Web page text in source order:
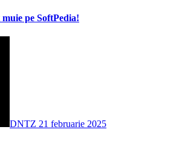
pe SoftPedia!
DNTZ 21 februarie 2025